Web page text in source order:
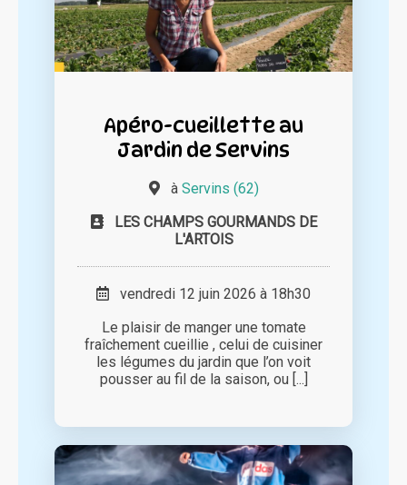
Apéro-cueillette au
Jardin de Servins
à Servins (62)
LES CHAMPS GOURMANDS DE
L'ARTOIS
vendredi 12 juin 2026 à 18h30
Le plaisir de manger une tomate
fraîchement cueillie , celui de cuisiner
les légumes du jardin que l’on voit
pousser au fil de la saison, ou [...]